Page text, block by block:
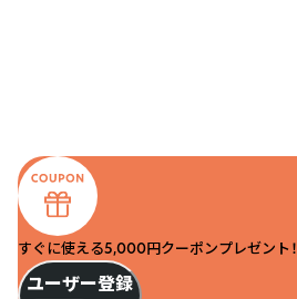
すぐに使える5,000円クーポンプレゼント！
ユーザー登録